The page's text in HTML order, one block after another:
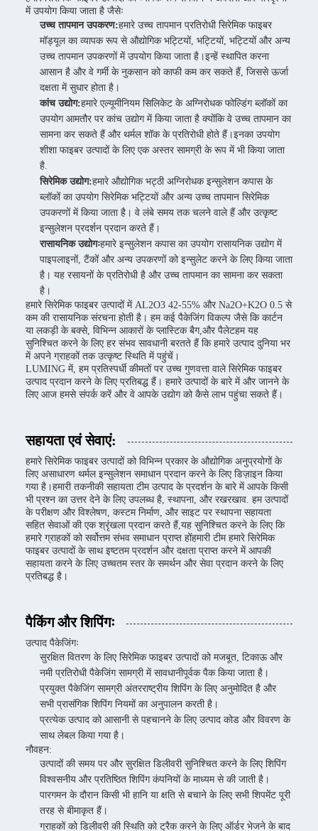
में उपयोग किया जाता है जैसेः
उच्च तापमान उपकरण:हमारे उच्च तापमान प्रतिरोधी सिरेमिक फाइबर
मॉड्यूल का व्यापक रूप से औद्योगिक भट्टियों, भट्टियों, भट्टियों और अन्य
उच्च तापमान उपकरणों में उपयोग किया जाता है।इन्हें स्थापित करना
आसान है और वे गर्मी के नुकसान को काफी कम कर सकते हैं, जिससे ऊर्जा
दक्षता में सुधार होता है।
कांच उद्योग:हमारे एल्यूमीनियम सिलिकेट के अग्निरोधक फोल्डिंग ब्लॉकों का
उपयोग आमतौर पर कांच उद्योग में किया जाता है क्योंकि वे उच्च तापमान का
सामना कर सकते हैं और थर्मल शॉक के प्रतिरोधी होते हैं।इनका उपयोग
शीशा फाइबर उत्पादों के लिए एक अस्तर सामग्री के रूप में भी किया जाता
है.
सिरेमिक उद्योग:हमारे औद्योगिक भट्ठी अग्निरोधक इन्सुलेशन कपास के
ब्लॉकों का उपयोग सिरेमिक भट्टियों और अन्य उच्च तापमान सिरेमिक
उपकरणों में किया जाता है। वे लंबे समय तक चलने वाले हैं और उत्कृष्ट
इन्सुलेशन प्रदर्शन प्रदान करते हैं।
रासायनिक उद्योगःहमारे इन्सुलेशन कपास का उपयोग रासायनिक उद्योग में
पाइपलाइनों, टैंकों और अन्य उपकरणों को इन्सुलेट करने के लिए किया जाता
है। यह रसायनों के प्रतिरोधी है और उच्च तापमान का सामना कर सकता
है।
हमारे सिरेमिक फाइबर उत्पादों में AL2O3 42-55% और Na2O+K2O 0.5 से
कम की रासायनिक संरचना होती है। हम कई पैकेजिंग विकल्प जैसे कि कार्टन
या लकड़ी के बक्से, विभिन्न आकारों के प्लास्टिक बैग,और पैलेटहम यह
सुनिश्चित करने के लिए हर संभव सावधानी बरतते हैं कि हमारे उत्पाद दुनिया भर
में अपने ग्राहकों तक उत्कृष्ट स्थिति में पहुंचें।
LUMING में, हम प्रतिस्पर्धी कीमतों पर उच्च गुणवत्ता वाले सिरेमिक फाइबर
उत्पाद प्रदान करने के लिए प्रतिबद्ध हैं। हमारे उत्पादों के बारे में और जानने के
लिए आज हमसे संपर्क करें और वे आपके उद्योग को कैसे लाभ पहुंचा सकते हैं।
सहायता एवं सेवाएं:
हमारे सिरेमिक फाइबर उत्पादों को विभिन्न प्रकार के औद्योगिक अनुप्रयोगों के
लिए असाधारण थर्मल इन्सुलेशन समाधान प्रदान करने के लिए डिज़ाइन किया
गया है।हमारी तकनीकी सहायता टीम उत्पाद के प्रदर्शन के बारे में आपके किसी
भी प्रश्न का उत्तर देने के लिए उपलब्ध है, स्थापना, और रखरखाव. हम उत्पादों
के परीक्षण और विश्लेषण, कस्टम निर्माण, और साइट पर स्थापना सहायता
सहित सेवाओं की एक श्रृंखला प्रदान करते हैं,यह सुनिश्चित करने के लिए कि
हमारे ग्राहकों को सर्वोत्तम संभव समाधान प्राप्त होंहमारी टीम हमारे सिरेमिक
फाइबर उत्पादों के साथ इष्टतम प्रदर्शन और दक्षता प्राप्त करने में आपकी
सहायता करने के लिए उच्चतम स्तर के समर्थन और सेवा प्रदान करने के लिए
प्रतिबद्ध है।
पैकिंग और शिपिंगः
उत्पाद पैकेजिंगः
सुरक्षित वितरण के लिए सिरेमिक फाइबर उत्पादों को मजबूत, टिकाऊ और
नमी प्रतिरोधी पैकेजिंग सामग्री में सावधानीपूर्वक पैक किया जाता है।
प्रयुक्त पैकेजिंग सामग्री अंतरराष्ट्रीय शिपिंग के लिए अनुमोदित है और
सभी प्रासंगिक शिपिंग नियमों का अनुपालन करती है।
प्रत्येक उत्पाद को आसानी से पहचानने के लिए उत्पाद कोड और विवरण के
साथ लेबल किया गया है।
नौवहन:
उत्पादों की समय पर और सुरक्षित डिलीवरी सुनिश्चित करने के लिए शिपिंग
विश्वसनीय और प्रतिष्ठित शिपिंग कंपनियों के माध्यम से की जाती है।
पारगमन के दौरान किसी भी हानि या क्षति से बचाने के लिए सभी शिपमेंट पूरी
तरह से बीमाकृत हैं।
ग्राहकों को डिलीवरी की स्थिति को ट्रैक करने के लिए ऑर्डर भेजने के बाद